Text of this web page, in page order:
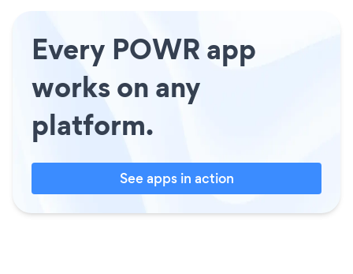
Every POWR app
works on any
platform.
See apps in action